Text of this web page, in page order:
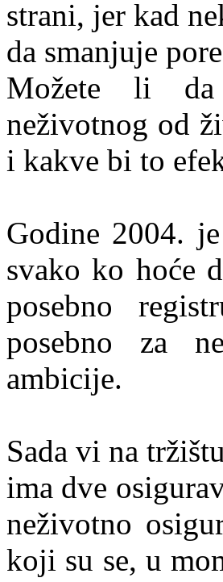
strani, jer kad
da smanjuje
Možete li da
neživotnog od
i kakve bi to
Godine 2004.
svako ko hoće
posebno
posebno za
ambicije.
Sada vi na
ima dve
neživotno
koji su se, u